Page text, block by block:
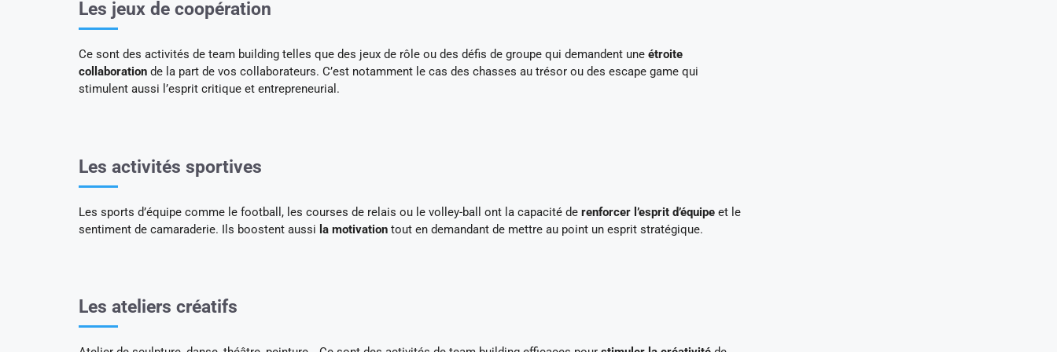
Les jeux de coopération
Ce sont des activités de team building telles que des jeux de rôle ou des défis de groupe qui demandent une étroite
collaboration de la part de vos collaborateurs. C’est notamment le cas des chasses au trésor ou des escape game qui
stimulent aussi l’esprit critique et entrepreneurial.
Les activités sportives
Les sports d’équipe comme le football, les courses de relais ou le volley-ball ont la capacité de renforcer l’esprit d’équipe et le
sentiment de camaraderie. Ils boostent aussi la motivation tout en demandant de mettre au point un esprit stratégique.
Les ateliers créatifs